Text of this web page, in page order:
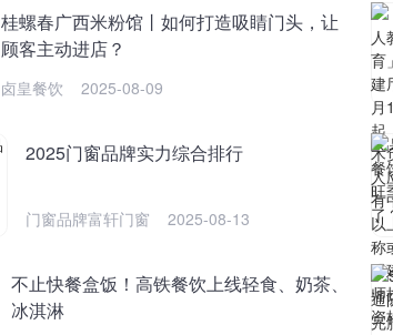
桂螺春广西米粉馆丨如何打造吸睛门头，让
顾客主动进店？
卤皇餐饮 2025-08-09
2025门窗品牌实力综合排行
门窗品牌富轩门窗 2025-08-13
不止快餐盒饭！高铁餐饮上线轻食、奶茶、
冰淇淋